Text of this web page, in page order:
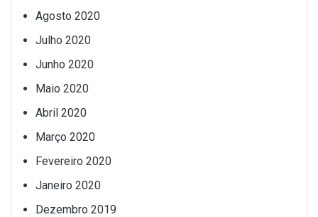
Agosto 2020
Julho 2020
Junho 2020
Maio 2020
Abril 2020
Março 2020
Fevereiro 2020
Janeiro 2020
Dezembro 2019